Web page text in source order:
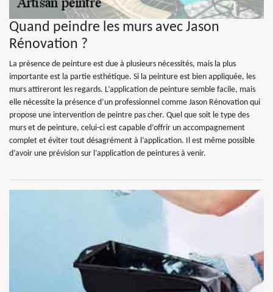
Quand peindre les murs avec Jason
Rénovation ?
La présence de peinture est due à plusieurs nécessités, mais la plus
importante est la partie esthétique. Si la peinture est bien appliquée, les
murs attireront les regards. L’application de peinture semble facile, mais
elle nécessite la présence d’un professionnel comme Jason Rénovation qui
propose une intervention de peintre pas cher. Quel que soit le type des
murs et de peinture, celui-ci est capable d’offrir un accompagnement
complet et éviter tout désagrément à l’application. Il est même possible
d’avoir une prévision sur l’application de peintures à venir.